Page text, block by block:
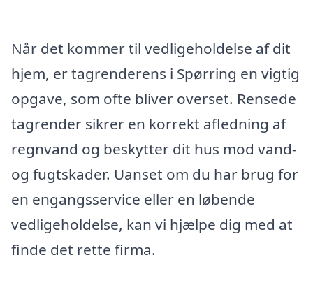
Når det kommer til vedligeholdelse af dit
hjem, er tagrenderens i Spørring en vigtig
opgave, som ofte bliver overset. Rensede
tagrender sikrer en korrekt afledning af
regnvand og beskytter dit hus mod vand-
og fugtskader. Uanset om du har brug for
en engangsservice eller en løbende
vedligeholdelse, kan vi hjælpe dig med at
finde det rette firma.